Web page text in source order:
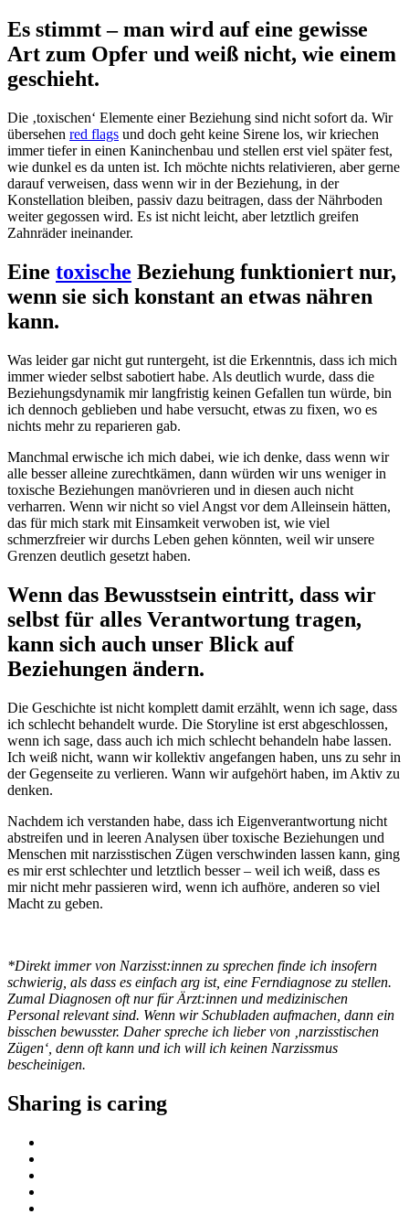
Es stimmt – man wird auf eine gewisse
Art zum Opfer und weiß nicht, wie einem
geschieht.
Die ‚toxischen‘ Elemente einer Beziehung sind nicht sofort da. Wir
übersehen red flags und doch geht keine Sirene los, wir kriechen
immer tiefer in einen Kaninchenbau und stellen erst viel später fest,
wie dunkel es da unten ist. Ich möchte nichts relativieren, aber gerne
darauf verweisen, dass wenn wir in der Beziehung, in der
Konstellation bleiben, passiv dazu beitragen, dass der Nährboden
weiter gegossen wird. Es ist nicht leicht, aber letztlich greifen
Zahnräder ineinander.
Eine toxische Beziehung funktioniert nur,
wenn sie sich konstant an etwas nähren
kann.
Was leider gar nicht gut runtergeht, ist die Erkenntnis, dass ich mich
immer wieder selbst sabotiert habe. Als deutlich wurde, dass die
Beziehungsdynamik mir langfristig keinen Gefallen tun würde, bin
ich dennoch geblieben und habe versucht, etwas zu fixen, wo es
nichts mehr zu reparieren gab.
Manchmal erwische ich mich dabei, wie ich denke, dass wenn wir
alle besser alleine zurechtkämen, dann würden wir uns weniger in
toxische Beziehungen manövrieren und in diesen auch nicht
verharren. Wenn wir nicht so viel Angst vor dem Alleinsein hätten,
das für mich stark mit Einsamkeit verwoben ist, wie viel
schmerzfreier wir durchs Leben gehen könnten, weil wir unsere
Grenzen deutlich gesetzt haben.
Wenn das Bewusstsein eintritt, dass wir
selbst für alles Verantwortung tragen,
kann sich auch unser Blick auf
Beziehungen ändern.
Die Geschichte ist nicht komplett damit erzählt, wenn ich sage, dass
ich schlecht behandelt wurde. Die Storyline ist erst abgeschlossen,
wenn ich sage, dass auch ich mich schlecht behandeln habe lassen.
Ich weiß nicht, wann wir kollektiv angefangen haben, uns zu sehr in
der Gegenseite zu verlieren. Wann wir aufgehört haben, im Aktiv zu
denken.
Nachdem ich verstanden habe, dass ich Eigenverantwortung nicht
abstreifen und in leeren Analysen über toxische Beziehungen und
Menschen mit narzisstischen Zügen verschwinden lassen kann, ging
es mir erst schlechter und letztlich besser – weil ich weiß, dass es
mir nicht mehr passieren wird, wenn ich aufhöre, anderen so viel
Macht zu geben.
*Direkt immer von Narzisst:innen zu sprechen finde ich insofern
schwierig, als dass es einfach arg ist, eine Ferndiagnose zu stellen.
Zumal Diagnosen oft nur für Ärzt:innen und medizinischen
Personal relevant sind. Wenn wir Schubladen aufmachen, dann ein
bisschen bewusster. Daher spreche ich lieber von ‚narzisstischen
Zügen‘, denn oft kann und ich will ich keinen Narzissmus
bescheinigen.
Sharing is caring